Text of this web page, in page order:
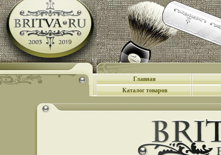
Главная
Каталог товаров